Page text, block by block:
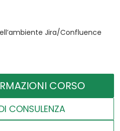
Jira/Confluence
CORSO
CONSULENZA